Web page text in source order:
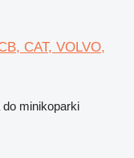
CAT, VOLVO,
minikoparki